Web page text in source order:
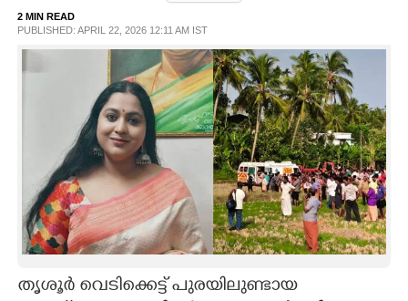
LIFESTYLE
ART
ASTRO
2 MIN READ
PUBLISHED: APRIL 22, 2026 12:11 AM IST
തൃശൂർ വെടിക്കെട്ട് പുരയിലുണ്ടായ